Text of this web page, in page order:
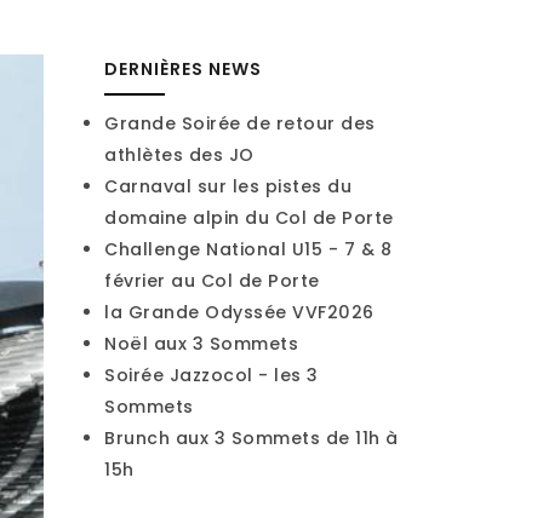
DERNIÈRES NEWS
Grande Soirée de retour des
athlètes des JO
Carnaval sur les pistes du
domaine alpin du Col de Porte
Challenge National U15 - 7 & 8
février au Col de Porte
la Grande Odyssée VVF2026
Noël aux 3 Sommets
Soirée Jazzocol - les 3
Sommets
Brunch aux 3 Sommets de 11h à
15h